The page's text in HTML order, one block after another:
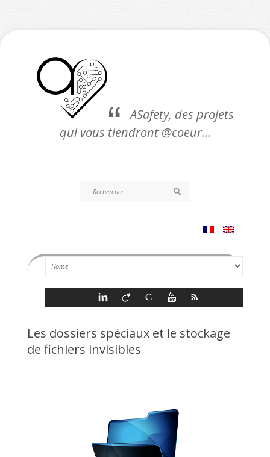
ASafety, des projets
qui vous tiendront @coeur…
Les dossiers spéciaux et le stockage
de fichiers invisibles